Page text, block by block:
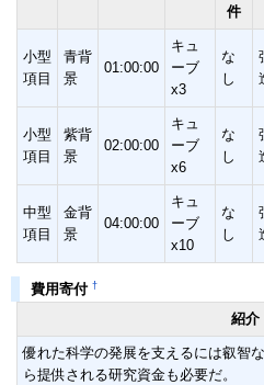
件
小型
項目
青背
景
01:00:00
キュ
ーブ
x3
な
し
小型
項目
紫背
景
02:00:00
キュ
ーブ
x6
な
し
中型
項目
金背
景
04:00:00
キュ
ーブ
x10
な
し
費用寄付 †
紹介
優れた科学の発展を支えるには叡
ら提供される研究資金も必要だ。